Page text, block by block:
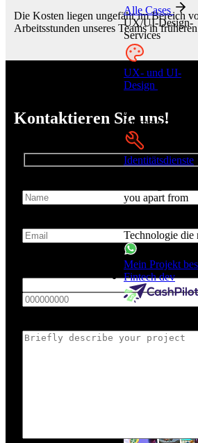
Die Kosten liegen ungefähr im Bereich
Arbeitsstunden unseres Teams in
Kontaktieren Sie uns!
Alle Cases
UX/UI-Design-
Services
UX- und UI-
Design
fesselnde User
Journeys
Identitätsdienste
you apart from
Technologie die
Mein Projekt
Fintech dev
der Arbeit